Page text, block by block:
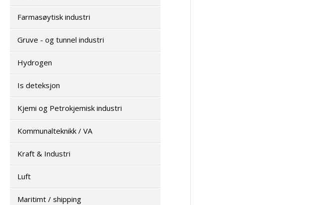
Farmasøytisk industri
Gruve - og tunnel industri
Hydrogen
Is deteksjon
Kjemi og Petrokjemisk industri
Kommunalteknikk / VA
Kraft & Industri
Luft
Maritimt / shipping